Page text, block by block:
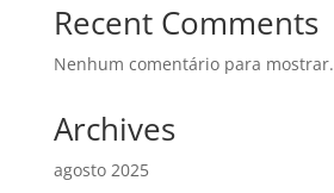
Recent Comments
Nenhum comentário para mostrar.
Archives
agosto 2025